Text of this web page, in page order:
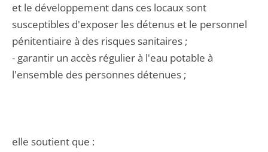
et le développement dans ces locaux sont
susceptibles d'exposer les détenus et le personnel
pénitentiaire à des risques sanitaires ;
- garantir un accès régulier à l'eau potable à
l'ensemble des personnes détenues ;
elle soutient que :